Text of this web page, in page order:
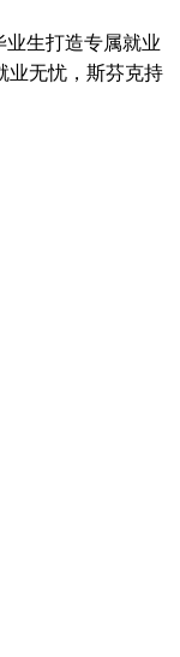
业生打造专属就业
业无忧，斯芬克持